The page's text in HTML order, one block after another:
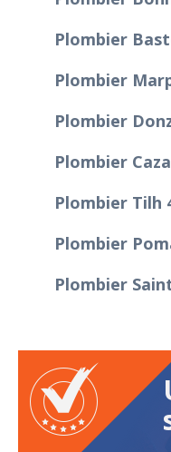
Plombier
Plombier
Plombier
Plombier
Plombier Tilh
Plombier
Plombier